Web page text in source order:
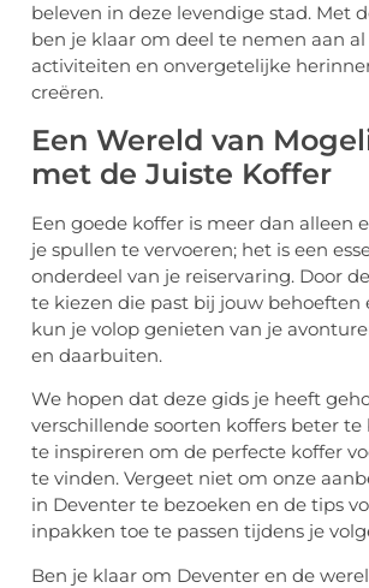
beleven in deze levendige stad. Met
ben je klaar om deel te nemen aan al
activiteiten en onvergetelijke
creëren.
Een Wereld van
met de Juiste Koffer
Een goede koffer is meer dan alleen
je spullen te vervoeren; het is een
onderdeel van je reiservaring. Door
te kiezen die past bij jouw behoeften
kun je volop genieten van je
en daarbuiten.
We hopen dat deze gids je heeft
verschillende soorten koffers beter
te inspireren om de perfecte koffer
te vinden. Vergeet niet om onze
in Deventer te bezoeken en de tips
inpakken toe te passen tijdens je
Ben je klaar om Deventer en de